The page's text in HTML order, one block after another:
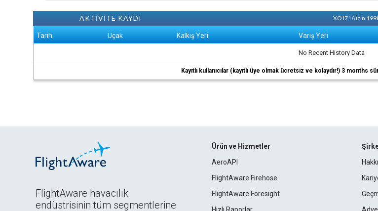
AKTİVİTE KAYDI XOJ716 için
Tarih Uçak Kalkış Yeri Varış Yeri
No Recent History Data
Kayıtlı kullanıcılar (kayıtlı üye olmak ücretsiz ve kolaydır!) 3 months
FlightAware havacılık
endüstrisinin tüm segmentlerine
Ürün ve Hizmetler
AeroAPI
FlightAware Firehose
FlightAware Foresight